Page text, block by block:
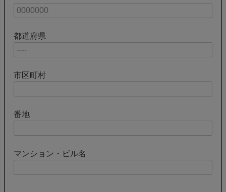
都道府県
市区町村
番地
マンション・ビル名